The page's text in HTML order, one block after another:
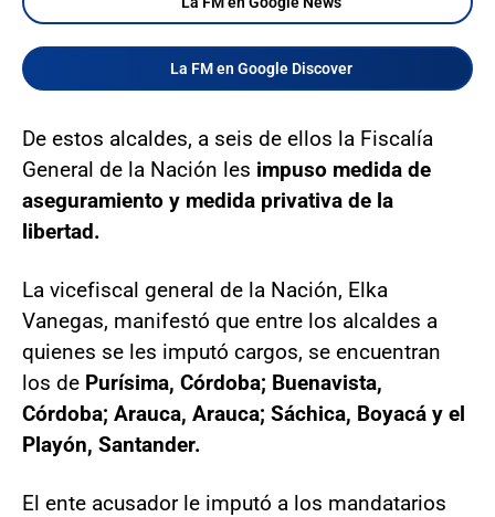
La FM en Google Discover
De estos alcaldes, a seis de ellos la Fiscalía
General de la Nación les impuso medida de
aseguramiento y medida privativa de la
libertad.
La vicefiscal general de la Nación, Elka
Vanegas, manifestó que entre los alcaldes a
quienes se les imputó cargos, se encuentran
los de Purísima, Córdoba; Buenavista,
Córdoba; Arauca, Arauca; Sáchica, Boyacá y el
Playón, Santander.
El ente acusador le imputó a los mandatarios